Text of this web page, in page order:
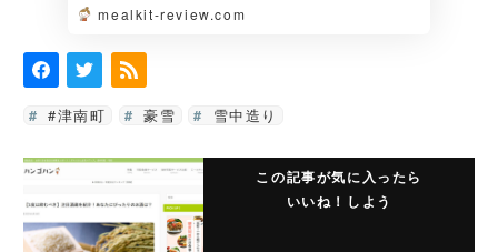
mealkit-review.com
#津南町 豪雪 雪中造り
この記事が気に入ったら
いいね！しよう